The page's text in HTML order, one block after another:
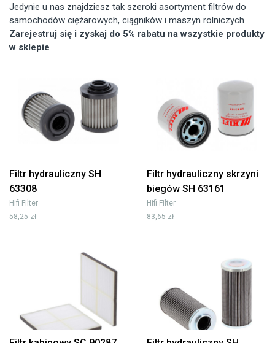
Jedynie u nas znajdziesz tak szeroki asortyment filtrów do
samochodów ciężarowych, ciągników i maszyn rolniczych
Zarejestruj się i zyskaj do 5% rabatu na wszystkie produkty
w sklepie
Filtr hydrauliczny SH
63308
Hifi Filter
58,25 zł
Filtr hydrauliczny skrzyni
biegów SH 63161
Hifi Filter
83,65 zł